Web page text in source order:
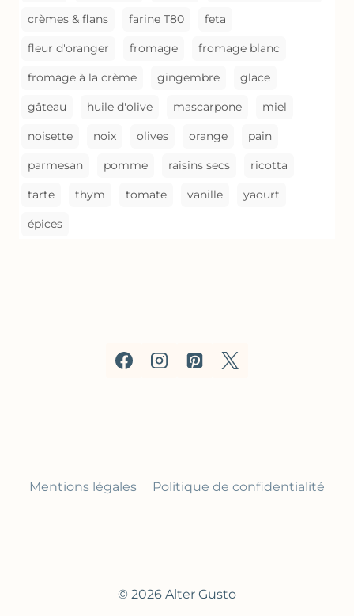
crèmes & flans farine T80 feta
fleur d'oranger fromage fromage blanc
fromage à la crème gingembre glace
gâteau huile d'olive mascarpone miel
noisette noix olives orange pain
parmesan pomme raisins secs ricotta
tarte thym tomate vanille yaourt
épices
Mentions légales Politique de confidentialité
© 2026 Alter Gusto